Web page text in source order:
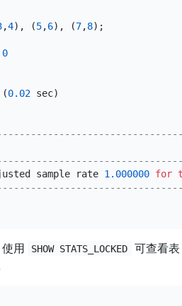
,4), (5,6), (7,8);
0
(0.02 sec)
sample rate 1.000000 for
用 SHOW STATS_LOCKED 可查看表